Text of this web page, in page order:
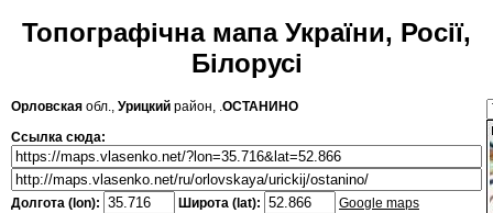
Топографічна мапа України, Росії,
Білорусі
Орловская обл., Урицкий район, .ОСТАНИНО
Ссылка сюда:
Долгота (lon): Широта (lat): Google maps